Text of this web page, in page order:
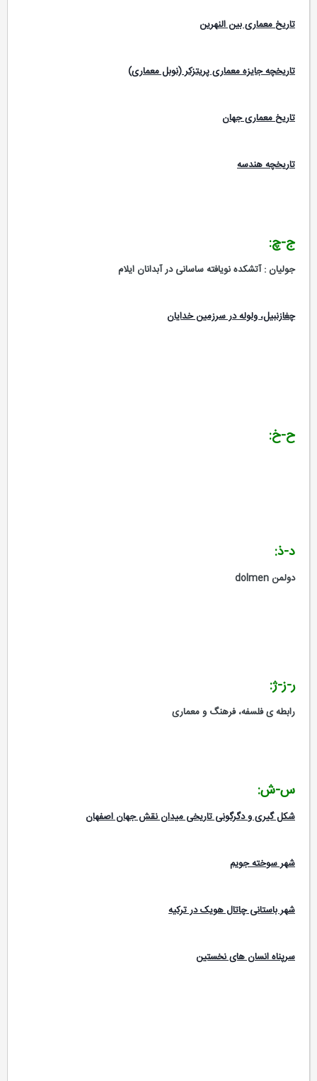
تاریخ معماری بین النهرین
تاریخچه جایزه معماری پریتزکر (نوبل معماری)
تاریخ معماری جهان
تاریخچه هندسه
ج-چ:
جولیان : آتشکده نویافته ساسانی در آبدانان ایلام
چغازنبیل، ولوله در سرزمین خدایان
ح-خ:
د-ذ:
دولمن dolmen
ر-ز-ژ:
رابطه ی فلسفه، فرهنگ و معماری
س-ش:
شکل گیری و دگرگونی تاریخی میدان نقش جهان اصفهان
شهر سوخته جويم
شهر باستانی چاتال هویک در ترکیه
سرپناه انسان های نخستین